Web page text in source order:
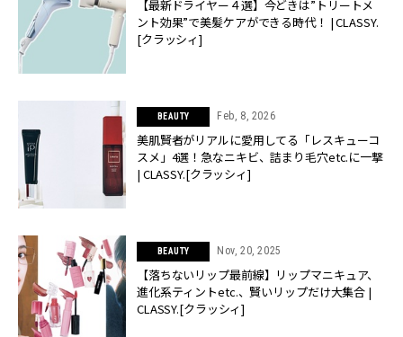
【最新ドライヤー４選】今どきは”トリートメ
ント効果”で美髪ケアができる時代！ | CLASSY.
[クラッシィ]
BEAUTY Feb, 8, 2026
美肌賢者がリアルに愛用してる「レスキューコ
スメ」4選！急なニキビ、詰まり毛穴etc.に一撃
| CLASSY.[クラッシィ]
BEAUTY Nov, 20, 2025
【落ちないリップ最前線】リップマニキュア、
進化系ティントetc.、賢いリップだけ大集合 |
CLASSY.[クラッシィ]